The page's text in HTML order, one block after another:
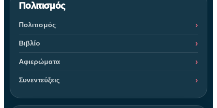
Πολιτισμός
Πολιτισμός
Βιβλίο
Αφιερώματα
Συνεντεύξεις